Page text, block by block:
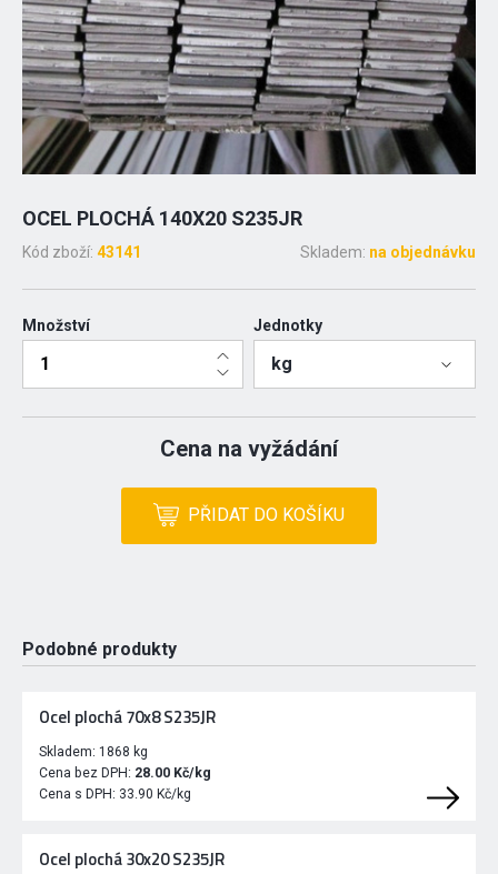
OCEL PLOCHÁ 140X20 S235JR
Kód zboží: 43141 Skladem: na objednávku
Množství Jednotky
kg
Cena na vyžádání
PŘIDAT DO KOŠÍKU
Podobné produkty
Ocel plochá 70x8 S235JR
Skladem: 1868 kg
Cena bez DPH: 28.00 Kč/kg
Cena s DPH: 33.90 Kč/kg
Ocel plochá 30x20 S235JR